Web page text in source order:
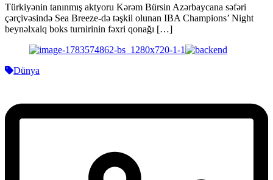
Türkiyənin tanınmış aktyoru Kərəm Bürsin Azərbaycana səfəri
çərçivəsində Sea Breeze-də təşkil olunan IBA Champions’ Night
beynəlxalq boks turnirinin fəxri qonağı […]
Dünya